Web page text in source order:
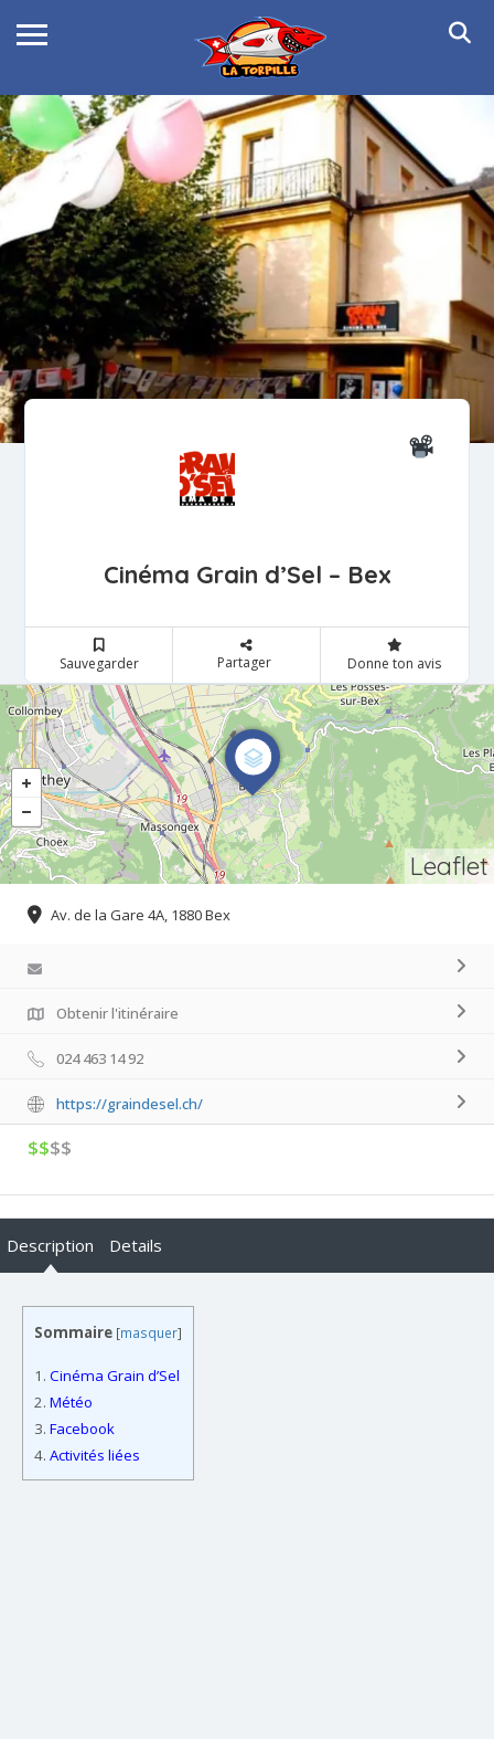
Cinéma Grain d’Sel – Bex
Sauvegarder Partager Donne ton avis
Leaflet
Av. de la Gare 4A, 1880 Bex
Obtenir l'itinéraire
024 463 14 92
https://graindesel.ch/
$$$$
Description Details
Sommaire [masquer]
1. Cinéma Grain d’Sel
2. Météo
3. Facebook
4. Activités liées